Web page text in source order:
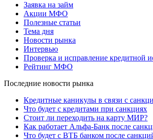
Заявка на займ
Акции МФО
Полезные статьи
Тема дня
Новости рынка
Интервью
Проверка и исправление кредитной
Рейтинг МФО
Последние новости рынка
Кредитные каникулы в связи с
Что будет с кредитами при санкциях
Стоит ли переходить на карту МИР?
Как работает Альфа-Банк после
Что будет с ВТБ банком после